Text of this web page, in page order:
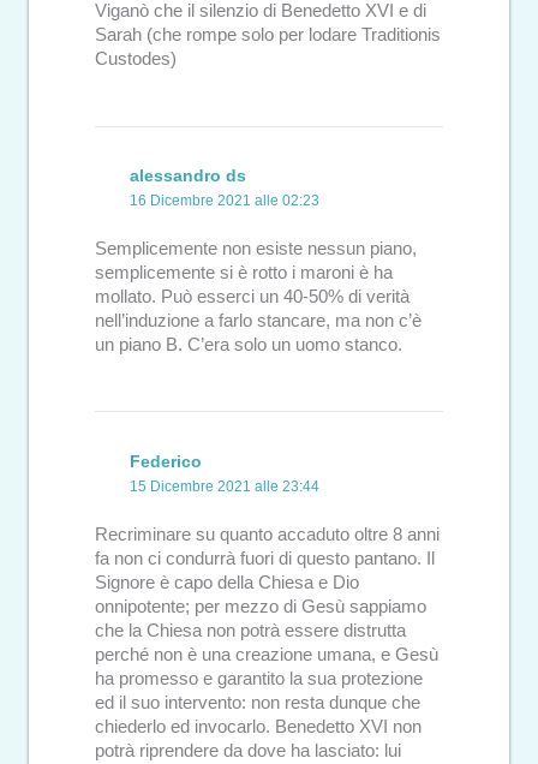
Viganò che il silenzio di Benedetto XVI e di
Sarah (che rompe solo per lodare Traditionis
Custodes)
alessandro ds
16 Dicembre 2021 alle 02:23
Semplicemente non esiste nessun piano,
semplicemente si è rotto i maroni è ha
mollato. Può esserci un 40-50% di verità
nell’induzione a farlo stancare, ma non c’è
un piano B. C’era solo un uomo stanco.
Federico
15 Dicembre 2021 alle 23:44
Recriminare su quanto accaduto oltre 8 anni
fa non ci condurrà fuori di questo pantano. Il
Signore è capo della Chiesa e Dio
onnipotente; per mezzo di Gesù sappiamo
che la Chiesa non potrà essere distrutta
perché non è una creazione umana, e Gesù
ha promesso e garantito la sua protezione
ed il suo intervento: non resta dunque che
chiederlo ed invocarlo. Benedetto XVI non
potrà riprendere da dove ha lasciato: lui